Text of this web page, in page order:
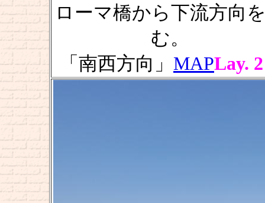
ローマ橋から下流方向
む。
「南西方向」 MAPLay. 2